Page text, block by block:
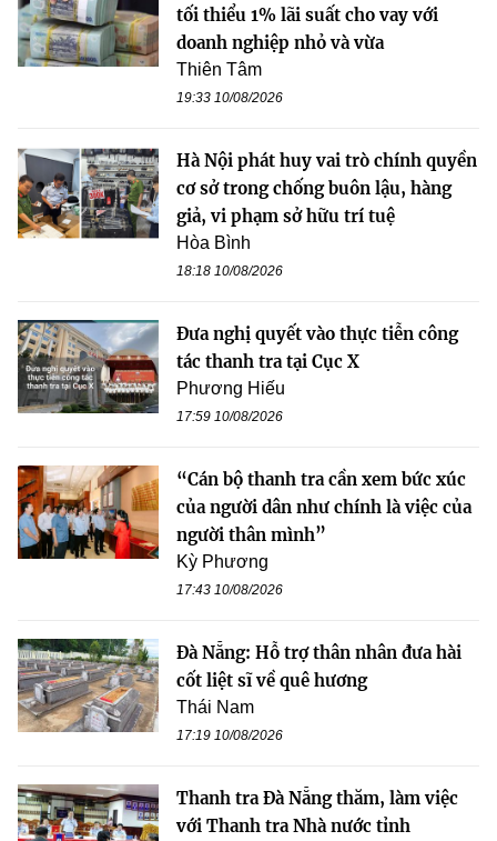
tối thiểu 1% lãi suất cho vay với
doanh nghiệp nhỏ và vừa
Thiên Tâm
19:33 10/08/2026
Hà Nội phát huy vai trò chính quyền
cơ sở trong chống buôn lậu, hàng
giả, vi phạm sở hữu trí tuệ
Hòa Bình
18:18 10/08/2026
Đưa nghị quyết vào thực tiễn công
tác thanh tra tại Cục X
Phương Hiếu
17:59 10/08/2026
“Cán bộ thanh tra cần xem bức xúc
của người dân như chính là việc của
người thân mình”
Kỳ Phương
17:43 10/08/2026
Đà Nẵng: Hỗ trợ thân nhân đưa hài
cốt liệt sĩ về quê hương
Thái Nam
17:19 10/08/2026
Thanh tra Đà Nẵng thăm, làm việc
với Thanh tra Nhà nước tỉnh